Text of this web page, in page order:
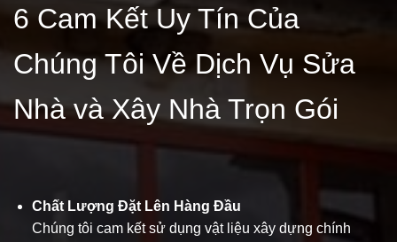
6 Cam Kết Uy Tín Của
Chúng Tôi Về Dịch Vụ Sửa
Nhà và Xây Nhà Trọn Gói
Chất Lượng Đặt Lên Hàng Đầu
Chúng tôi cam kết sử dụng vật liệu xây dựng chính